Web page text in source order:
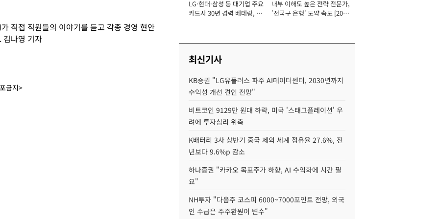
직접 직원들의 이야기를 듣고 각종 경영 현안
김나영 기자
금지>
장
LG·현대·삼성 등 대기업 주요
카드사 30년 경력 베테랑, 신
내부 이해도 높은 전략 전문가,
'전국구 은행' 도약 속도 [2026
최신기사
KB증권 "LG유플러스 파주 AI데이터센터, 2030년까지
수익성 개선 견인 전망"
비트코인 9129만 원대 하락, 미국 '스태그플레이션' 우
려에 투자심리 위축
K배터리 3사 상반기 중국 제외 세계 점유율 27.6%, 전
년보다 9.6%p 감소
하나증권 "카카오 목표주가 하향, AI 수익화에 시간 필
요"
NH투자 "다음주 코스피 6000~7000포인트 전망, 외국
인 수급은 주주환원이 변수"